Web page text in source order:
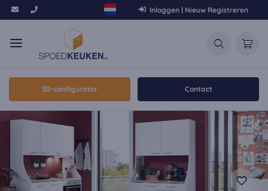
Inloggen | Nieuw Registreren
3D-configurator Contact